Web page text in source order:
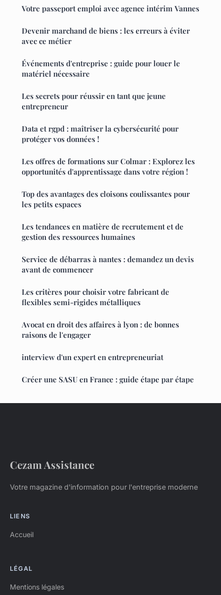
Votre passeport emploi avec agence intérim Vannes
Devenir marchand de biens : les erreurs à éviter
avec ce métier
Événements d'entreprise : guide pour louer le
matériel nécessaire
Les secrets pour réussir en tant que jeune
entrepreneur
Data et rgpd : maîtriser la cybersécurité pour
protéger vos données !
Les offres de formations sur Colmar : Explorez les
opportunités d'apprentissage dans votre région !
Top des avantages des cloisons coulissantes pour
les petits espaces
Les tendances en matière de recrutement et de
gestion des ressources humaines
Service de débarras à nantes : demandez un devis
avant de commencer
Les critères pour choisir votre fabricant de
flexibles semi-rigides métalliques
Avocat en droit des affaires à lyon : de bonnes
raisons de l'engager
interview d'un expert en entrepreneuriat
Créer une SASU en France : guide étape par étape
Cezam Assistance
Votre magazine d'information pour l'entreprise moderne
LIENS
Accueil
LÉGAL
Mentions légales